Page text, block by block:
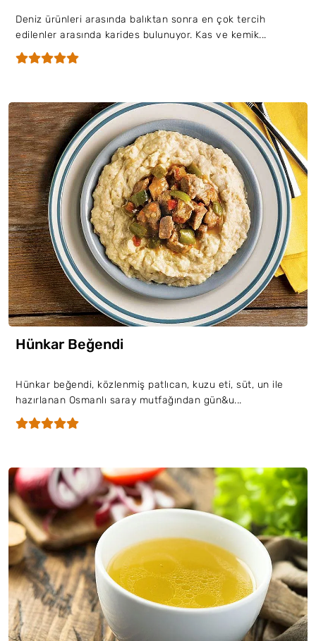
Deniz ürünleri arasında balıktan sonra en çok tercih
edilenler arasında karides bulunuyor. Kas ve kemik...
Hünkar Beğendi
Hünkar beğendi, közlenmiş patlıcan, kuzu eti, süt, un ile
hazırlanan Osmanlı saray mutfağından gün&u...